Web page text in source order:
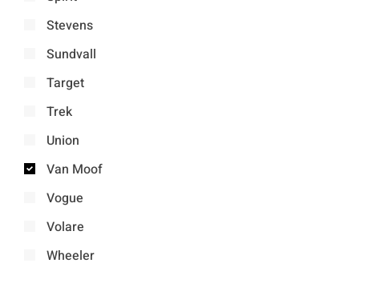
Stevens
Sundvall
Target
Trek
Union
Van Moof
Vogue
Volare
Wheeler